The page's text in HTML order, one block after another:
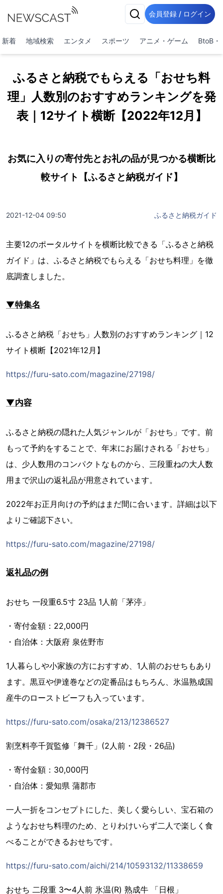
会員登録 / ログイン
新着 地域検索 エンタメ スポーツ アニメ・ゲーム BtoB・
ふるさと納税でもらえる「おせち料
理」人数別のおすすめランキングを発
表｜12サイト横断【2022年12月】
お気に入りの寄付先とお礼の品が見つかる横断比
較サイト【ふるさと納税ガイド】
2021-12-04 09:50 ふるさと納税ガイド
主要12のポータルサイトを横断比較できる「ふるさと納税
ガイド」は、ふるさと納税でもらえる「おせち料理」を徹
底調査しました。
▼特集名
ふるさと納税「おせち」人数別のおすすめランキング｜12
サイト横断【2021年12月】
https://furu-sato.com/magazine/27198/
▼内容
ふるさと納税の隠れた人気ジャンルが「おせち」です。前
もって予約をすることで、年末にお届けされる「おせち」
は、少人数用のコンパクトなものから、三段重ねの大人数
用まで沢山の返礼品が用意されています。
2022年お正月向けの予約はまだ間に合います。詳細は以下
よりご確認下さい。
https://furu-sato.com/magazine/27198/
返礼品の例
おせち 一段重6.5寸 23品 1人前「茅渟」
・寄付金額：22,000円
・自治体：大阪府 泉佐野市
1人暮らしや小家族の方におすすめ、1人前のおせちもあり
ます。黒豆や伊達巻などの定番品はもちろん、氷温熟成国
産牛のローストビーフも入っています。
https://furu-sato.com/osaka/213/12386527
割烹料亭千賀監修「舞千」(2人前・2段・26品)
・寄付金額：30,000円
・自治体：愛知県 蒲郡市
一人一折をコンセプトにした、美しく愛らしい、宝石箱の
ようなおせち料理のため、とりわけいらず二人で楽しく食
べることができるおせちです。
https://furu-sato.com/aichi/214/10593132/11338659
おせち 二段重 3〜4人前 氷温(R) 熟成牛 「日根」